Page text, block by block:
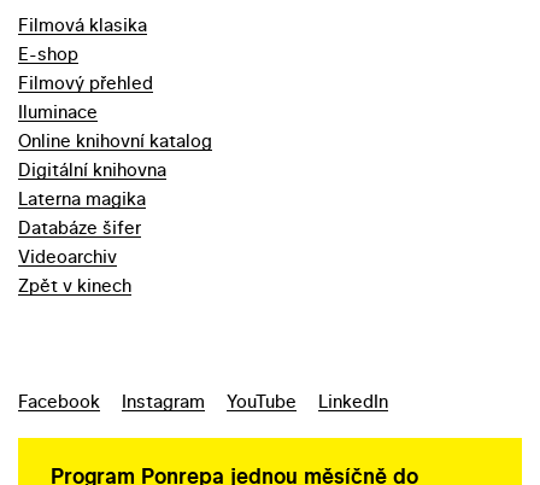
Filmová klasika
E-shop
Filmový přehled
Iluminace
Online knihovní katalog
Digitální knihovna
Laterna magika
Databáze šifer
Videoarchiv
Zpět v kinech
Facebook Instagram YouTube LinkedIn
Program Ponrepa jednou měsíčně do